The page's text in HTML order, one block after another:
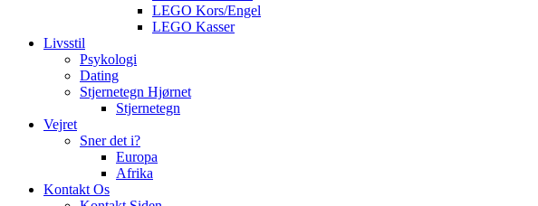
LEGO Kors/Engel
LEGO Kasser
Livsstil
Psykologi
Dating
Stjernetegn Hjørnet
Stjernetegn
Vejret
Sner det i?
Europa
Afrika
Kontakt Os